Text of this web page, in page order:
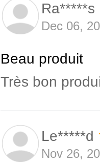
Ra*****s
Dec 06,
Beau produit
Très bon
Le*****d
Nov 26,